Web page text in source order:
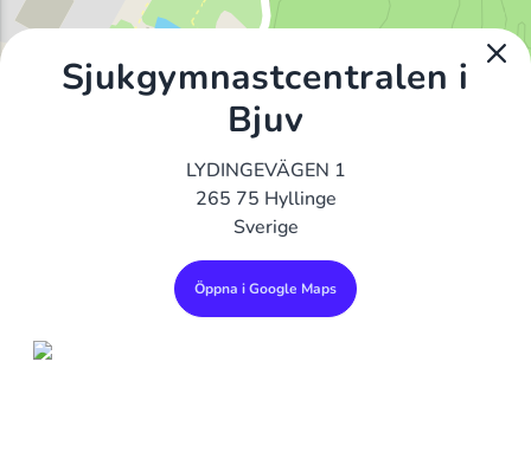
Sjukgymnastcentralen i
Bjuv
LYDINGEVÄGEN 1
265 75 Hyllinge
Sverige
Öppna i Google Maps